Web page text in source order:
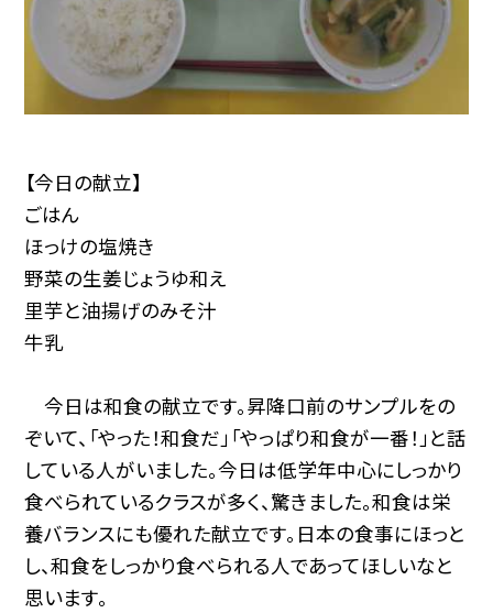
【今日の献立】
ごはん
ほっけの塩焼き
野菜の生姜じょうゆ和え
里芋と油揚げのみそ汁
牛乳
今日は和食の献立です。昇降口前のサンプルをの
ぞいて、「やった！和食だ」「やっぱり和食が一番！」と話
している人がいました。今日は低学年中心にしっかり
食べられているクラスが多く、驚きました。和食は栄
養バランスにも優れた献立です。日本の食事にほっと
し、和食をしっかり食べられる人であってほしいなと
思います。